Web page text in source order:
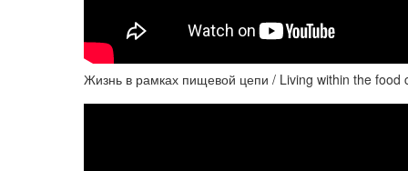
Жизнь в рамках пищевой цепи / Living within the food